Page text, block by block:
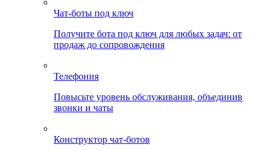
Чат-боты под ключ
Получите бота под ключ для любых задач: от
продаж до сопровождения
Телефония
Повысьте уровень обслуживания, объединив
звонки и чаты
Конструктор чат-ботов